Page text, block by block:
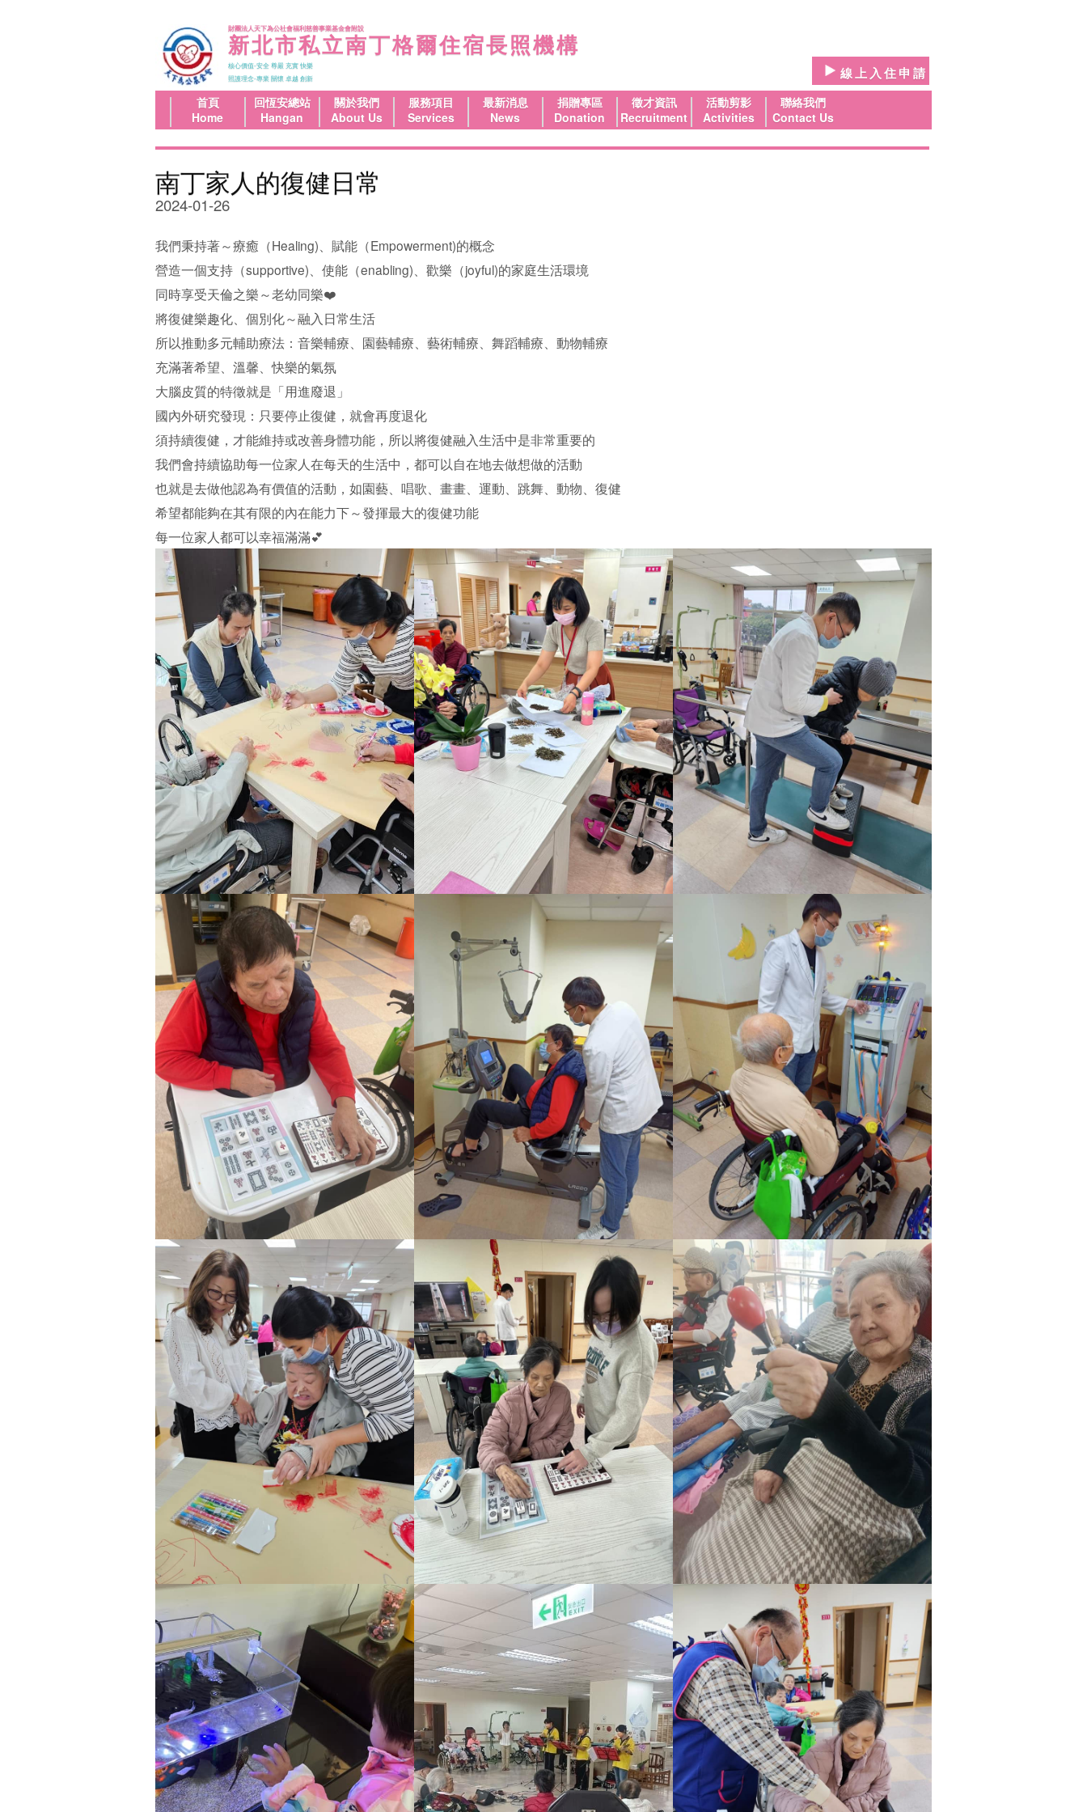
財團法人天下為公社會福利慈善事業基金會附設
新北市私立南丁格爾住宿長照機構
核心價值-安全 尊嚴 充實 快樂
照護理念-專業 關懷 卓越 創新
線上入住申請
首頁
Home
回恆安總站
Hangan
關於我們
About Us
服務項目
Services
最新消息
News
捐贈專區
Donation
徵才資訊
Recruitment
活動剪影
Activities
聯絡我們
Contact Us
南丁家人的復健日常
2024-01-26
我們秉持著～療癒（Healing)、賦能（Empowerment)的概念
營造一個支持（supportive)、使能（enabling)、歡樂（joyful)的家庭生活環境
同時享受天倫之樂～老幼同樂❤️
將復健樂趣化、個別化～融入日常生活
所以推動多元輔助療法：音樂輔療、園藝輔療、藝術輔療、舞蹈輔療、動物輔療
充滿著希望、溫馨、快樂的氣氛
大腦皮質的特徵就是「用進廢退」
國內外研究發現：只要停止復健，就會再度退化
須持續復健，才能維持或改善身體功能，所以將復健融入生活中是非常重要的
我們會持續協助每一位家人在每天的生活中，都可以自在地去做想做的活動
也就是去做他認為有價值的活動，如園藝、唱歌、畫畫、運動、跳舞、動物、復健
希望都能夠在其有限的內在能力下～發揮最大的復健功能
每一位家人都可以幸福滿滿💕